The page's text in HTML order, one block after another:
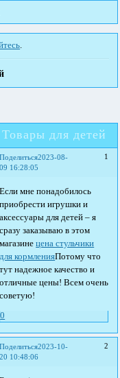
Товары для детей
Поделиться 1
2023-08-
09 16:28:05
Если мне понадобилось
приобрести игрушки и
аксессуары для детей – я
сразу заказываю в этом
магазинецена стульчики
для кормленияПотому что
тут надежное качество и
отличные цены! Всем очень
советую!
0
Поделиться 2
2023-10-
20 10:48:06